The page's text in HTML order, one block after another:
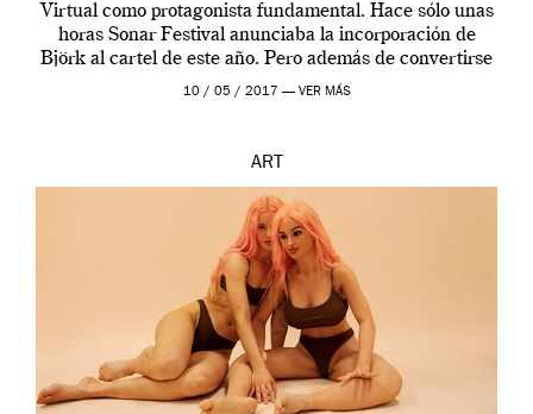
Virtual como protagonista fundamental. Hace sólo unas
horas Sonar Festival anunciaba la incorporación de
Björk al cartel de este año. Pero además de convertirse
en una de las actuaciones más relevantes […]
10 / 05 / 2017 — VER MÁS
ART